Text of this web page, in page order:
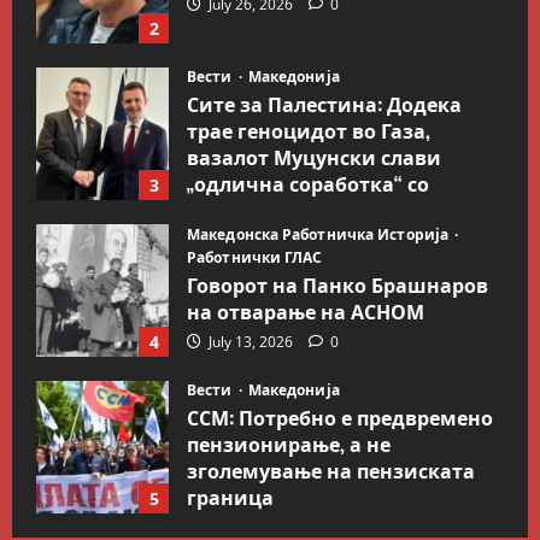
2
3
Вести Македонија
Сите за Палестина: Додека
трае геноцидот во Газа,
вазалот Муцунски слави
„одлична соработка“ со
July 18, 2026 0
4
Македонска Работничка Историја
Работнички ГЛАС
Говорот на Панко Брашнаров
на отварање на АСНОМ
July 13, 2026 0
5
Вести Македонија
ССМ: Потребно е предвремено
пензионирање, а не
зголемување на пензиската
граница